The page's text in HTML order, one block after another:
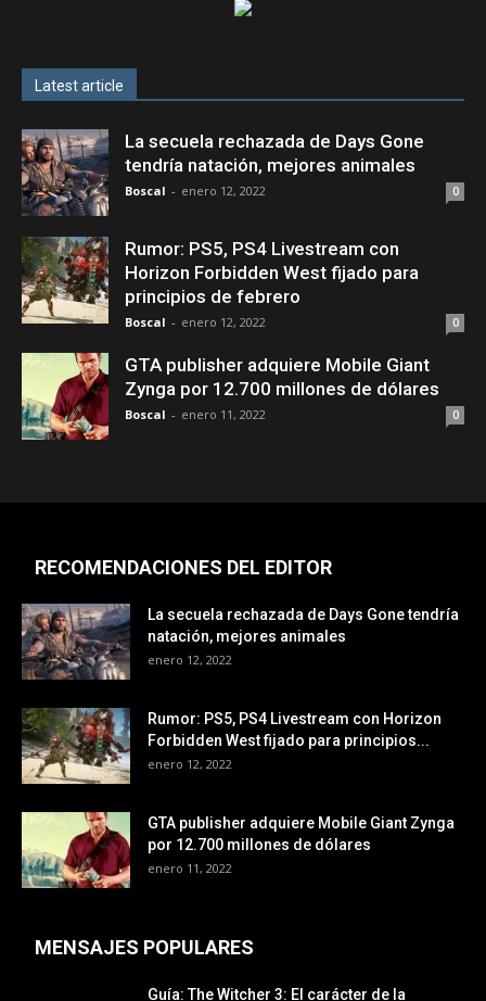
Latest article
La secuela rechazada de Days Gone
tendría natación, mejores animales
Boscal - enero 12, 2022 0
Rumor: PS5, PS4 Livestream con
Horizon Forbidden West fijado para
principios de febrero
Boscal - enero 12, 2022 0
GTA publisher adquiere Mobile Giant
Zynga por 12.700 millones de dólares
Boscal - enero 11, 2022 0
RECOMENDACIONES DEL EDITOR
La secuela rechazada de Days Gone tendría
natación, mejores animales
enero 12, 2022
Rumor: PS5, PS4 Livestream con Horizon
Forbidden West fijado para principios...
enero 12, 2022
GTA publisher adquiere Mobile Giant Zynga
por 12.700 millones de dólares
enero 11, 2022
MENSAJES POPULARES
Guía: The Witcher 3: El carácter de la